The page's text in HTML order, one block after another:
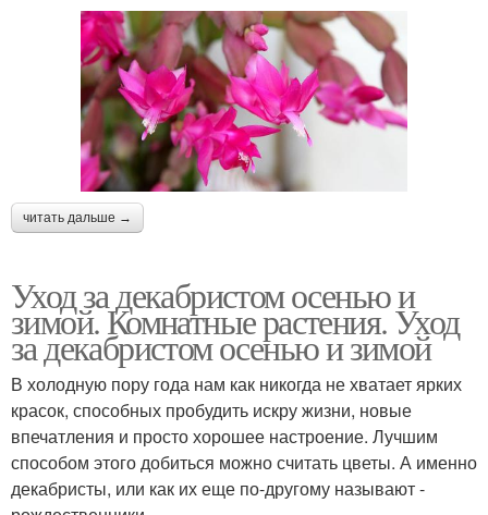
читать дальше →
Уход за декабристом осенью и
зимой. Комнатные растения. Уход
за декабристом осенью и зимой
В холодную пору года нам как никогда не хватает ярких
красок, способных пробудить искру жизни, новые
впечатления и просто хорошее настроение. Лучшим
способом этого добиться можно считать цветы. А именно
декабристы, или как их еще по-другому называют -